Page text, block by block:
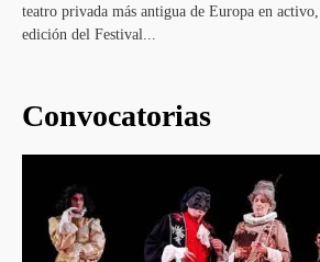
teatro privada más antigua de Europa en
edición del Festival...
Convocatorias